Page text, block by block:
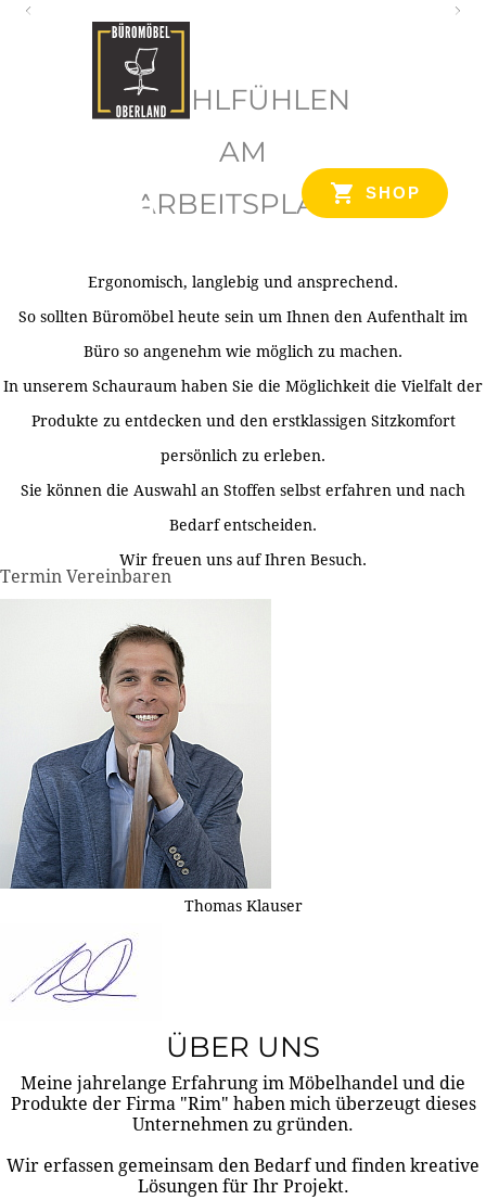
SHOP
WOHLFÜHLEN
AM
ARBEITSPLATZ
Ergonomisch, langlebig und ansprechend.
So sollten Büromöbel heute sein um Ihnen den Aufenthalt im
Büro so angenehm wie möglich zu machen.
In unserem Schauraum haben Sie die Möglichkeit die Vielfalt der
Produkte zu entdecken und den erstklassigen Sitzkomfort
persönlich zu erleben.
Sie können die Auswahl an Stoffen selbst erfahren und nach
Bedarf entscheiden.
Wir freuen uns auf Ihren Besuch.
Termin Vereinbaren
Thomas Klauser
ÜBER UNS
Meine jahrelange Erfahrung im Möbelhandel und die
Produkte der Firma "Rim" haben mich überzeugt dieses
Unternehmen zu gründen.
Wir erfassen gemeinsam den Bedarf und finden kreative
Lösungen für Ihr Projekt.